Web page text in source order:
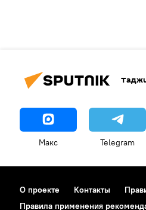
Макс Telegram
О проекте Контакты
Правила применения